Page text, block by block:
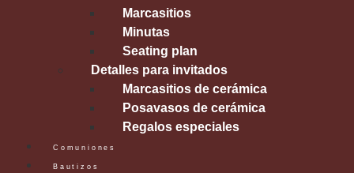
Marcasitios
Minutas
Seating plan
Detalles para invitados
Marcasitios de cerámica
Posavasos de cerámica
Regalos especiales
Comuniones
Bautizos